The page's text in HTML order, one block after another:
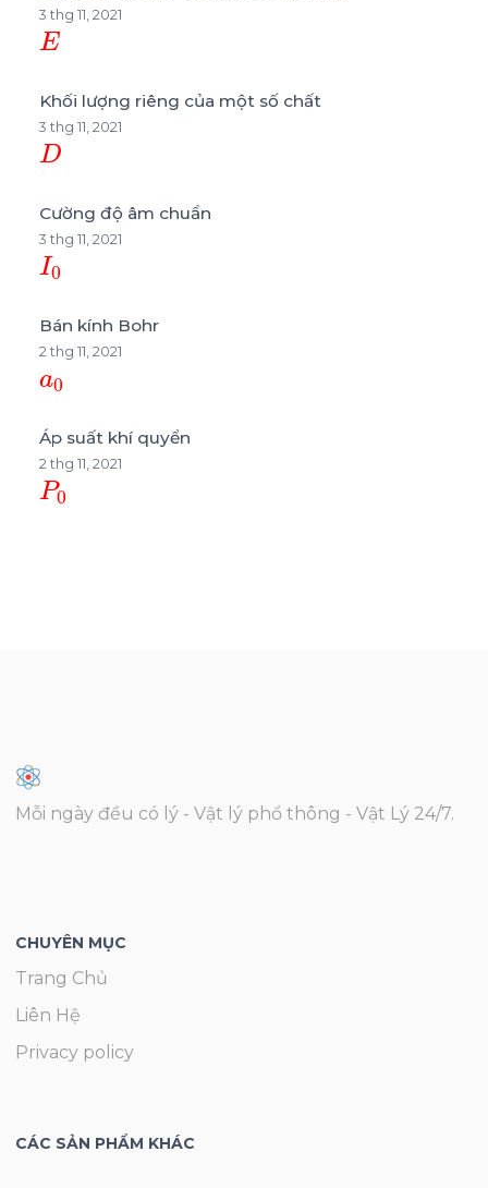
3 thg 11, 2021
E
Khối lượng riêng của một số chất
3 thg 11, 2021
D
Cường độ âm chuẩn
3 thg 11, 2021
I0
Bán kính Bohr
2 thg 11, 2021
a0
Áp suất khí quyển
2 thg 11, 2021
P0
Mỗi ngày đều có lý - Vật lý phổ thông - Vật Lý 24/7.
CHUYÊN MỤC
Trang Chủ
Liên Hệ
Privacy policy
CÁC SẢN PHẨM KHÁC